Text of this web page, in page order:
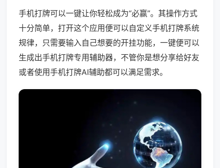
手机打牌可以一键让你轻松成为“必赢”。其操作方式
十分简单，打开这个应用便可以自定义手机打牌系统
规律，只需要输入自己想要的开挂功能，一键便可以
生成出手机打牌专用辅助器，不管你是想分享给好友
或者使用手机打牌AI辅助都可以满足需求。